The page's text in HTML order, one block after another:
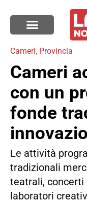
Cameri, Provincia
Cameri
con un
fonde
Le attività
tradizionali
teatrali, concerti
laboratori